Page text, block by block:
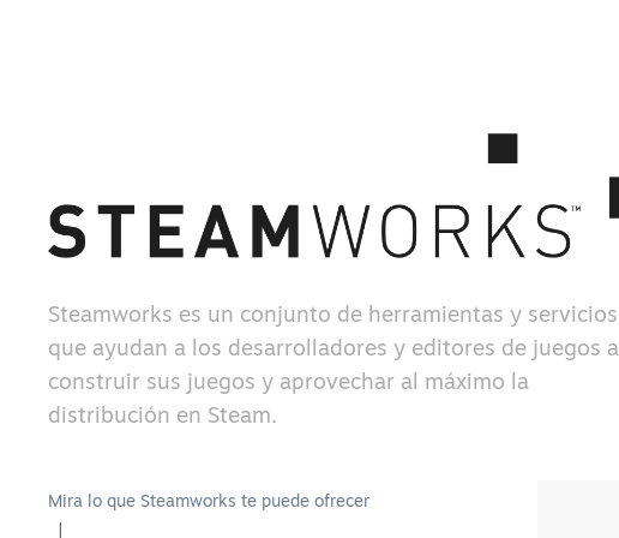
Steamworks es un conjunto de herramientas y servicios
que ayudan a los desarrolladores y editores de juegos a
construir sus juegos y aprovechar al máximo la
distribución en Steam.
Mira lo que Steamworks te puede ofrecer